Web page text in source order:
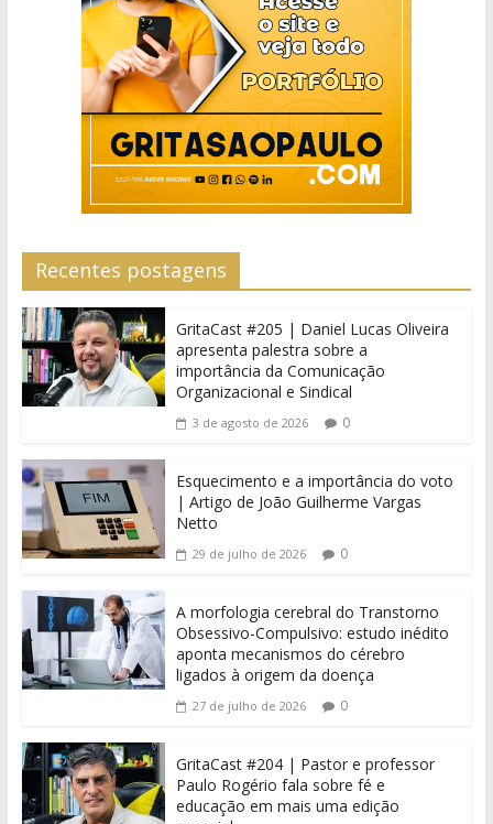
Recentes postagens
GritaCast #205 | Daniel Lucas Oliveira
apresenta palestra sobre a
importância da Comunicação
Organizacional e Sindical
3 de agosto de 2026 0
Esquecimento e a importância do voto
| Artigo de João Guilherme Vargas
Netto
29 de julho de 2026 0
A morfologia cerebral do Transtorno
Obsessivo-Compulsivo: estudo inédito
aponta mecanismos do cérebro
ligados à origem da doença
27 de julho de 2026 0
GritaCast #204 | Pastor e professor
Paulo Rogério fala sobre fé e
educação em mais uma edição